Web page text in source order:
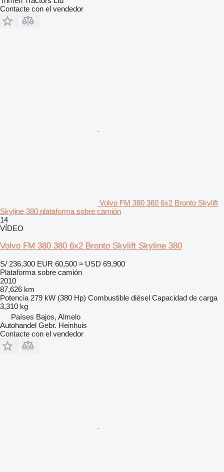
Contacte con el vendedor
Volvo FM 380 380 6x2 Bronto Skylift
Skyline 380 plataforma sobre camión
14
VÍDEO
Volvo FM 380 380 6x2 Bronto Skylift Skyline 380
S/ 236,300 EUR 60,500 ≈ USD 69,900
Plataforma sobre camión
2010
87,626 km
Potencia 279 kW (380 Hp) Combustible diésel Capacidad de carga
3,310 kg
Países Bajos, Almelo
Autohandel Gebr. Heinhuis
Contacte con el vendedor